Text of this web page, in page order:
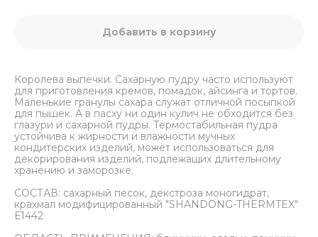
Добавить в корзину
Королева выпечки. Сахарную пудру часто используют
для приготовления кремов, помадок, айсинга и тортов.
Маленькие гранулы сахара служат отличной посыпкой
для пышек. А в пасху ни один кулич не обходится без
глазури и сахарной пудры. Термостабильная пудра
устойчива к жирности и влажности мучных
кондитерских изделий, может использоваться для
декорирования изделий, подлежащих длительному
хранению и заморозке.
СОСТАВ: сахарный песок, декстроза моногидрат,
крахмал модифицированный "SHANDONG-THERMTEX"
Е1442